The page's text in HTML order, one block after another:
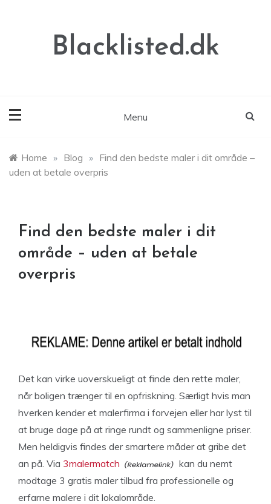
Blacklisted.dk
Menu
Home » Blog » Find den bedste maler i dit område –
uden at betale overpris
Find den bedste maler i dit
område – uden at betale
overpris
Det kan virke uoverskueligt at finde den rette maler,
når boligen trænger til en opfriskning. Særligt hvis man
hverken kender et malerfirma i forvejen eller har lyst til
at bruge dage på at ringe rundt og sammenligne priser.
Men heldigvis findes der smartere måder at gribe det
an på. Via 3malermatch
kan du nemt
modtage 3 gratis maler tilbud fra professionelle og
erfarne malere i dit lokalområde.